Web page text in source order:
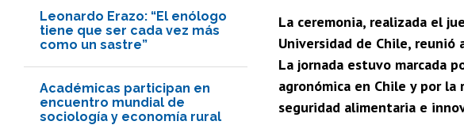
Leonardo Erazo: “El enólogo
tiene que ser cada vez más
como un sastre”
Académicas participan en
encuentro mundial de
sociología y economía rural
La ceremonia, realizada el
Universidad de Chile,
La jornada estuvo marcada
agronómica en Chile y por
seguridad alimentaria e